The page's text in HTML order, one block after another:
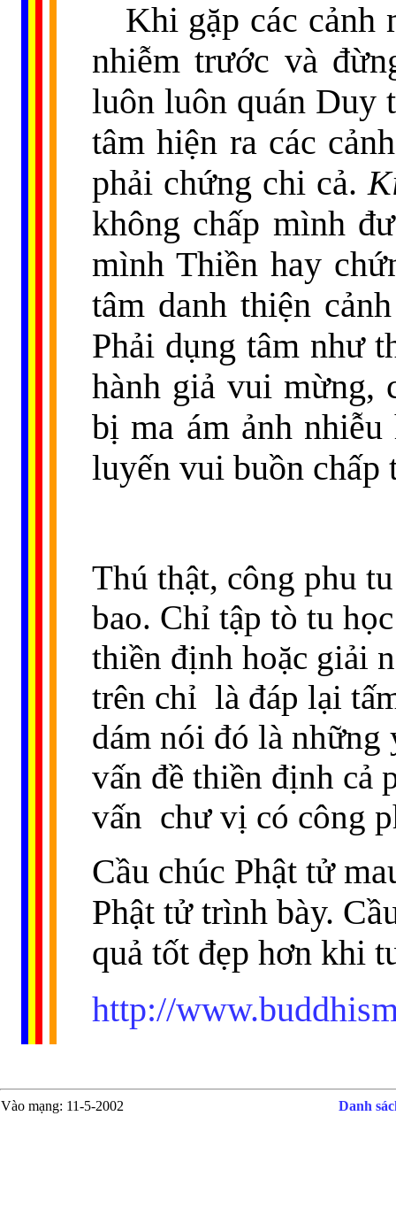
Khi gặp các cảnh
nhiễm trước và
luôn luôn quán Duy
tâm hiện ra các
phải chứng chi cả.
không chấp mình
mình Thiền hay
tâm danh thiện
Phải dụng tâm như
hành giả vui mừng,
bị ma ám ảnh
luyến vui buồn chấp
Thú thật, công phu
bao. Chỉ tập tò tu
thiền định hoặc giải
trên chỉ là đáp lại
dám nói đó là những
vấn đề thiền định cả
vấn chư vị có công
Cầu chúc Phật tử
Phật tử trình bày.
quả tốt đẹp hơn khi
http://
Vào mạng: 11-5-2002 Danh